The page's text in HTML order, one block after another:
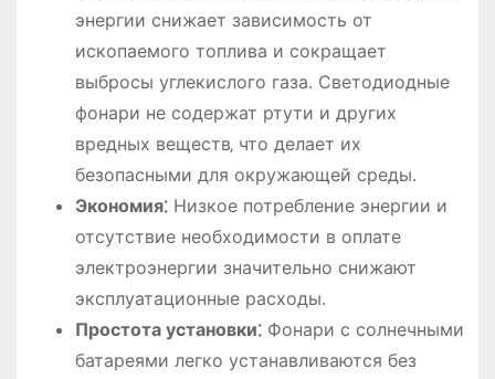
энергии снижает зависимость от
ископаемого топлива и сокращает
выбросы углекислого газа․ Светодиодные
фонари не содержат ртути и других
вредных веществ‚ что делает их
безопасными для окружающей среды․
Экономия⁚Низкое потребление энергии и
отсутствие необходимости в оплате
электроэнергии значительно снижают
эксплуатационные расходы․
Простота установки⁚Фонари с солнечными
батареями легко устанавливаются без